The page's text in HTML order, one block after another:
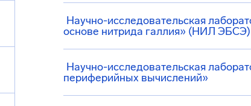
Научно-исследовательская
основе нитрида галлия» (НИЛ ЭБСЭ)
Научно-исследовательская
периферийных вычислений»